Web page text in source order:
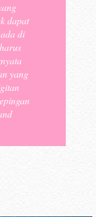
dapat
di
yang